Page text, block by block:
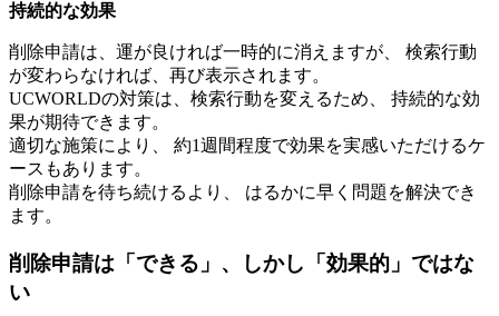
持続的な効果
削除申請は、運が良ければ一時的に消えますが、 検索行動
が変わらなければ、再び表示されます。
UCWORLDの対策は、検索行動を変えるため、 持続的な効
果が期待できます。
適切な施策により、 約1週間程度で効果を実感いただけるケ
ースもあります。
削除申請を待ち続けるより、 はるかに早く問題を解決でき
ます。
削除申請は「できる」、しかし「効果的」ではな
い